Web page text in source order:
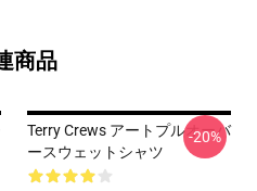
商品
Terry Crews アートプルオーバ
ースウェットシャツ
-20%